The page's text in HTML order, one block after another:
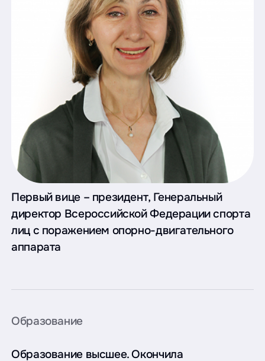
Первый вице – президент, Генеральный
директор Всероссийской Федерации спорта
лиц с поражением опорно-двигательного
аппарата
Образование
Образование высшее. Окончила